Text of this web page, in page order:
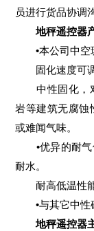
员进行货品协调
地秤遥控器
•本公司中空
固化速度可调
中性固化，对
岩等建筑无腐蚀
或难闻气味。
•优异的耐气
耐水。
耐高低温性能
•与其它中性
地秤遥控器